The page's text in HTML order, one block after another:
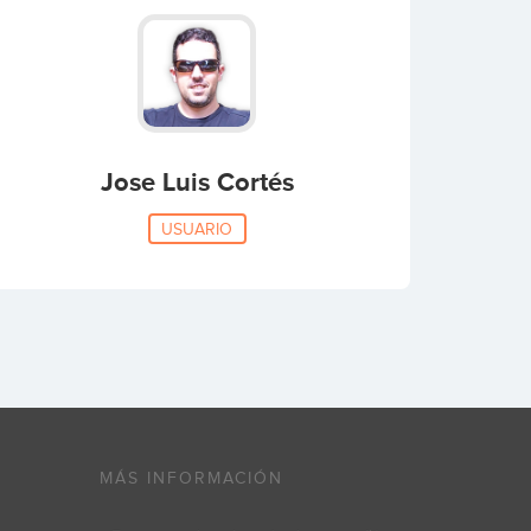
Jose Luis Cortés
USUARIO
MÁS INFORMACIÓN